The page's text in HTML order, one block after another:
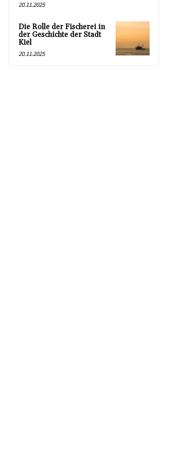
20.11.2025
Die Rolle der Fischerei in
der Geschichte der Stadt
Kiel
20.11.2025